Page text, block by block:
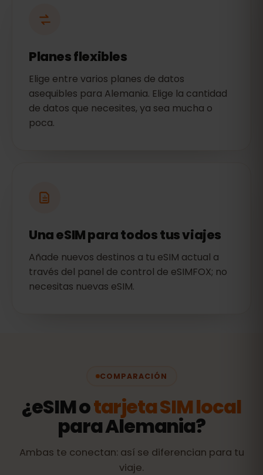
Planes flexibles
Elige entre varios planes de datos
asequibles para Alemania. Elige la cantidad
de datos que necesites, ya sea mucha o
poca.
Una eSIM para todos tus viajes
Añade nuevos destinos a tu eSIM actual a
través del panel de control de eSIMFOX; no
necesitas nuevas eSIM.
COMPARACIÓN
¿eSIM otarjeta SIM local
para Alemania?
Ambas te conectan: así se diferencian para tu
viaje.